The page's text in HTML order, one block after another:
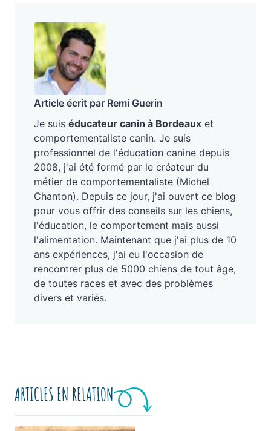
Article écrit par Remi Guerin
Je suis éducateur canin à Bordeaux et
comportementaliste canin. Je suis
professionnel de l'éducation canine depuis
2008, j'ai été formé par le créateur du
métier de comportementaliste (Michel
Chanton). Depuis ce jour, j'ai ouvert ce blog
pour vous offrir des conseils sur les chiens,
l'éducation, le comportement mais aussi
l'alimentation. Maintenant que j'ai plus de 10
ans expériences, j'ai eu l'occasion de
rencontrer plus de 5000 chiens de tout âge,
de toutes races et avec des problèmes
divers et variés.
ARTICLES EN RELATION